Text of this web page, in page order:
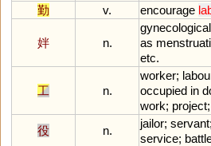
勤
v. encourage
姅 n.
gynecological
as
etc.
工 n.
worker;
occupied in
work; project;
役
n.
jailor; servant;
service;